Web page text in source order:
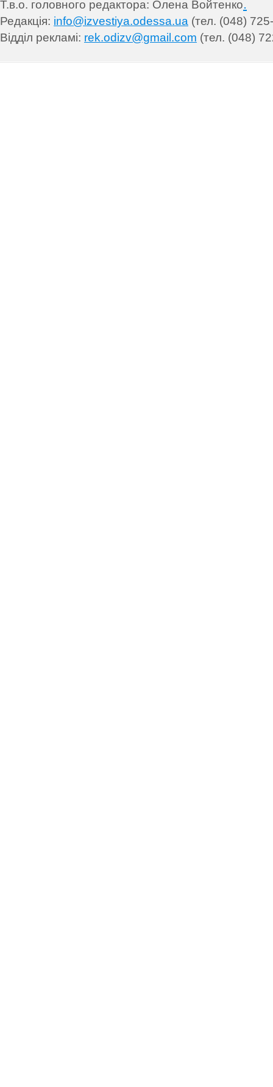
Т.в.о. головного редактора: Олена Войтенко.
Редакція: info@izvestiya.odessa.ua (тел. (048)
Відділ рекламі: rek.odizv@gmail.com (тел. (048)